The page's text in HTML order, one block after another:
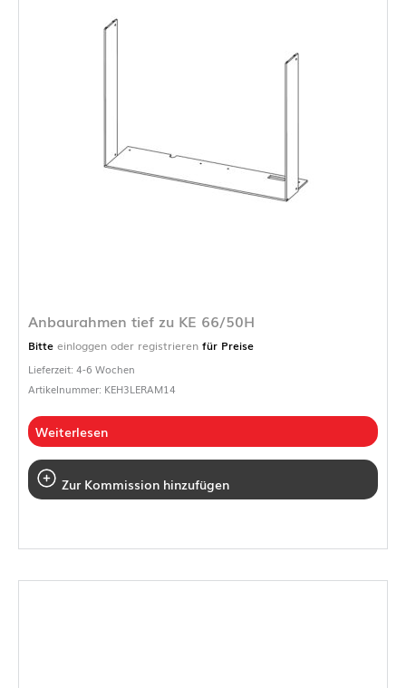
Anbaurahmen tief zu KE 66/50H
Bitte einloggen oder registrieren für Preise
Lieferzeit: 4-6 Wochen
Artikelnummer: KEH3LERAM14
Weiterlesen
Zur Kommission hinzufügen